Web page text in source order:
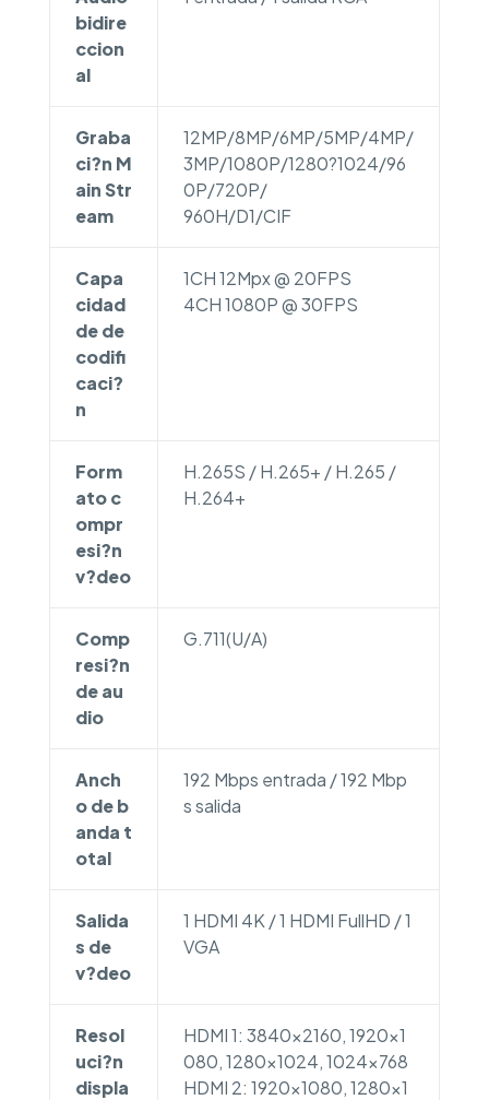
bidire
ccion
al
Graba
ci?n M
ain Str
eam
12MP/8MP/6MP/5MP/4MP/
3MP/1080P/1280?1024/96
0P/720P/
960H/D1/CIF
Capa
cidad
de de
codifi
caci?
n
1CH 12Mpx @ 20FPS
4CH 1080P @ 30FPS
Form
ato c
ompr
esi?n
v?deo
H.265S / H.265+ / H.265 /
H.264+
Comp
resi?n
de au
dio
G.711(U/A)
Anch
o de b
anda t
otal
192 Mbps entrada / 192 Mbp
s salida
Salida
s de
v?deo
1 HDMI 4K / 1 HDMI FullHD / 1
VGA
Resol
uci?n
displa
HDMI 1: 3840×2160, 1920×1
080, 1280×1024, 1024×768
HDMI 2: 1920×1080, 1280×1